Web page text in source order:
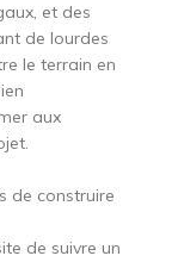
et des
de lourdes
le terrain en
aux
de construire
de suivre un